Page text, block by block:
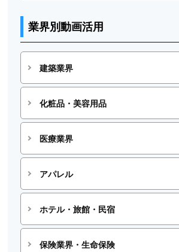
業界別動画活用
建築業界
化粧品・美容用品
医療業界
アパレル
ホテル・旅館・民宿
保険業界・生命保険